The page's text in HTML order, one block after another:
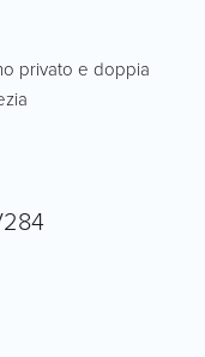
privato e doppia